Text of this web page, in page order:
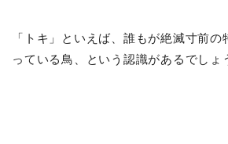
「トキ」といえば、誰もが絶滅寸前
っている鳥、という認識があるでしょ